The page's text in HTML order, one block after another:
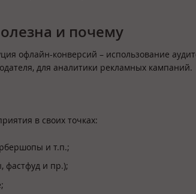
и почему
офлайн-конверсий – использование
для аналитики рекламных кампаний.
в своих точках:
и т.п.;
фастфуд и пр.);